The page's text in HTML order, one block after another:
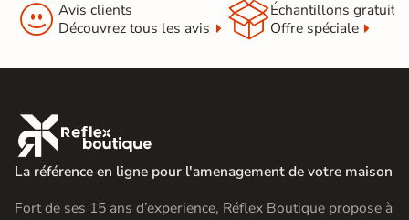
 Avis clients
Découvrez tous les avis
Échantillons gratuit
Offre spéciale

La référence en ligne pour l'amenagement de votre maison
Fort de ses 15 ans d’experience, Réflex Boutique propose à